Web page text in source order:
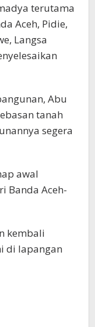
terutama
Aceh, Pidie,
Langsa
Abu
tanah
segera
awal
Banda Aceh-
kembali
di lapangan